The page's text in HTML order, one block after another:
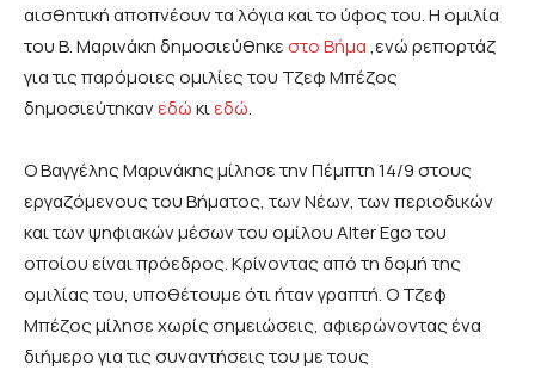
αισθητική αποπνέουν τα λόγια και το ύφος του. Η ομιλία
του Β. Μαρινάκη δημοσιεύθηκεστο Βήμα,ενώ ρεπορτάζ
για τις παρόμοιες ομιλίες του Τζεφ Μπέζος
δημοσιεύτηκανεδώκιεδώ.
Ο Βαγγέλης Μαρινάκης μίλησε την Πέμπτη 14/9 στους
εργαζόμενους του Βήματος, των Νέων, των περιοδικών
και των ψηφιακών μέσων του ομίλουAlterEgoτου
οποίου είναι πρόεδρος. Κρίνοντας από τη δομή της
ομιλίας του, υποθέτουμε ότι ήταν γραπτή. Ο Τζεφ
Μπέζος μίλησε χωρίς σημειώσεις, αφιερώνοντας ένα
διήμερο για τις συναντήσεις του με τους